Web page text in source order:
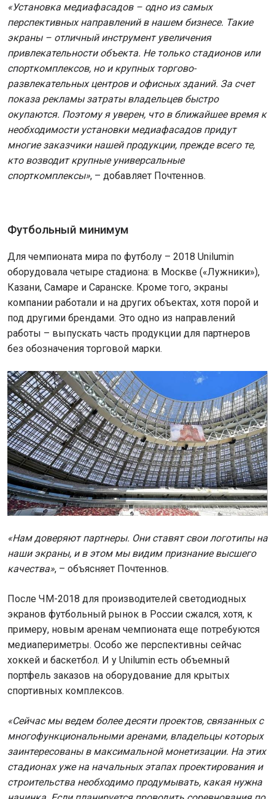
«Установка медиафасадов – одно из самых
перспективных направлений в нашем бизнесе. Такие
экраны – отличный инструмент увеличения
привлекательности объекта. Не только стадионов или
спорткомплексов, но и крупных торгово-
развлекательных центров и офисных зданий. За счет
показа рекламы затраты владельцев быстро
окупаются. Поэтому я уверен, что в ближайшее время к
необходимости установки медиафасадов придут
многие заказчики нашей продукции, прежде всего те,
кто возводит крупные универсальные
спорткомплексы», – добавляет Почтеннов.
Футбольный минимум
Для чемпионата мира по футболу – 2018 Unilumin
оборудовала четыре стадиона: в Москве («Лужники»),
Казани, Самаре и Саранске. Кроме того, экраны
компании работали и на других объектах, хотя порой и
под другими брендами. Это одно из направлений
работы – выпускать часть продукции для партнеров
без обозначения торговой марки.
«Нам доверяют партнеры. Они ставят свои логотипы на
наши экраны, и в этом мы видим признание высшего
качества», – объясняет Почтеннов.
После ЧМ-2018 для производителей светодиодных
экранов футбольный рынок в России сжался, хотя, к
примеру, новым аренам чемпионата еще потребуются
медиапериметры. Особо же перспективны сейчас
хоккей и баскетбол. И у Unilumin есть объемный
портфель заказов на оборудование для крытых
спортивных комплексов.
«Сейчас мы ведем более десяти проектов, связанных с
многофункциональными аренами, владельцы которых
заинтересованы в максимальной монетизации. На этих
стадионах уже на начальных этапах проектирования и
строительства необходимо продумывать, какая нужна